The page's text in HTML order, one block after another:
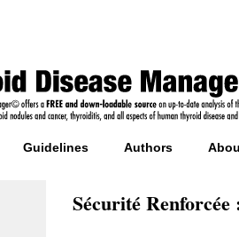
Guidelines Authors
Sécurité